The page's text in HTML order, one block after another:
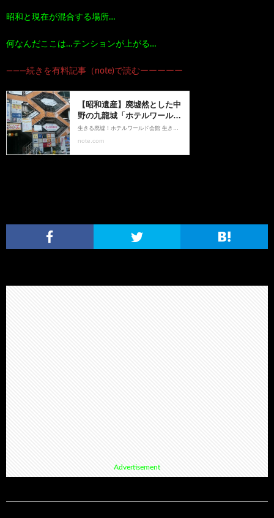
昭和と現在が混合する場所…
何なんだここは…テンションが上がる…
―――続きを有料記事（note)で読むーーーーー
Advertisement